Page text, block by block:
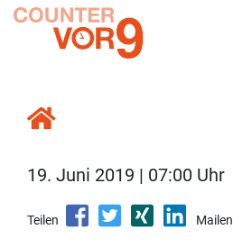
19. Juni 2019 | 07:00 Uhr
Teilen Mailen